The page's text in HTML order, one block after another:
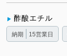
酢酸エチル
納期 15営業日